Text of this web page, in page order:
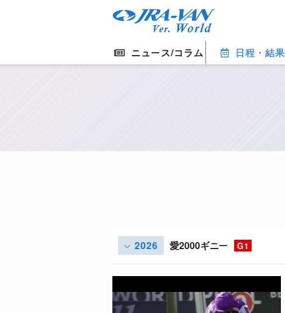
ニュース/コラム 日程・結果
2026 愛2000ギニー G1